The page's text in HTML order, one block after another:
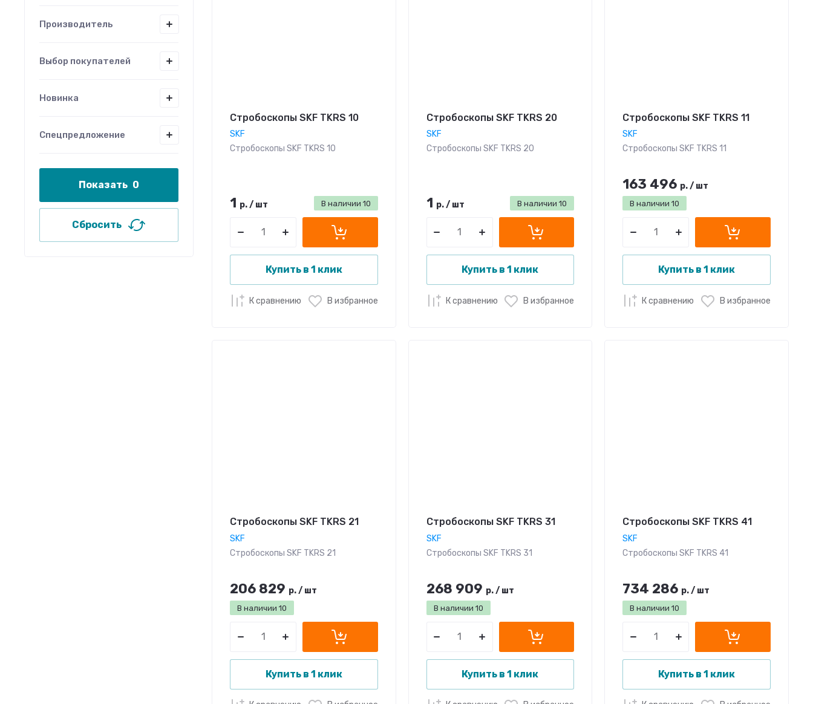
Производитель
Выбор покупателей
Новинка
Спецпредложение
Показать 0
Сбросить
Стробоскопы SKF TKRS 10
SKF
Стробоскопы SKF TKRS 10
В наличии 10
1 р./ шт
Купить в 1 клик
К сравнению В избранное
Стробоскопы SKF TKRS 20
SKF
Стробоскопы SKF TKRS 20
В наличии10
1 р./шт
Купить в 1 клик
К сравнению В избранное
Стробоскопы SKF TKRS 11
SKF
Стробоскопы SKF TKRS 11
В наличии10
163 496 р./ шт
Купить в 1 клик
К сравнению В избранное
Стробоскопы SKF TKRS 21
SKF
Стробоскопы SKF TKRS 21
В наличии 10
206 829 р./ шт
Купить в 1 клик
Стробоскопы SKF TKRS 31
SKF
Стробоскопы SKF TKRS 31
В наличии 10
268 909 р./шт
Купить в 1 клик
Стробоскопы SKF TKRS 41
SKF
Стробоскопы SKF TKRS 41
В наличии10
734 286 р./ шт
Купить в 1 клик